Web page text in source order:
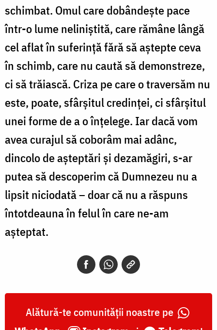
schimbat. Omul care dobândește pace
într-o lume neliniștită, care rămâne lângă
cel aflat în suferință fără să aștepte ceva
în schimb, care nu caută să demonstreze,
ci să trăiască. Criza pe care o traversăm nu
este, poate, sfârșitul credinței, ci sfârșitul
unei forme de a o înțelege. Iar dacă vom
avea curajul să coborâm mai adânc,
dincolo de așteptări și dezamăgiri, s-ar
putea să descoperim că Dumnezeu nu a
lipsit niciodată – doar că nu a răspuns
întotdeauna în felul în care ne-am
așteptat.
Alătură-te comunității noastre pe